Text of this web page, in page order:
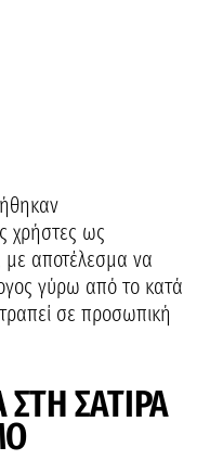
χρήστες ως
με αποτέλεσμα να
γύρω από το κατά
σε προσωπική
ΣΑΤΙΡΑ